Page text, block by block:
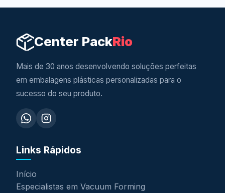
Center PackRio
Mais de 30 anos desenvolvendo soluções perfeitas
em embalagens plásticas personalizadas para o
sucesso do seu produto.
Links Rápidos
Início
Especialistas em Vacuum Forming